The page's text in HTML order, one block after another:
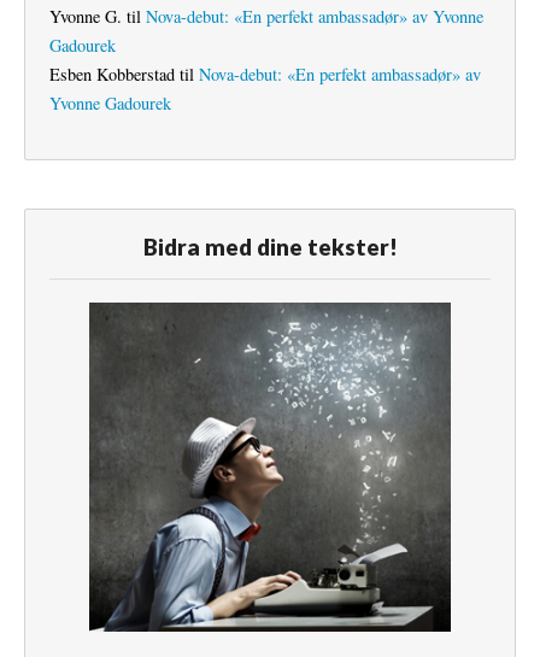
Yvonne G. til Nova-debut: «En perfekt ambassadør» av Yvonne
Gadourek
Esben Kobberstad til Nova-debut: «En perfekt ambassadør» av
Yvonne Gadourek
Bidra med dine tekster!